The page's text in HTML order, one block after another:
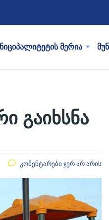
მერია
გაიხსნა
კომენტარები ჯერ არ არის